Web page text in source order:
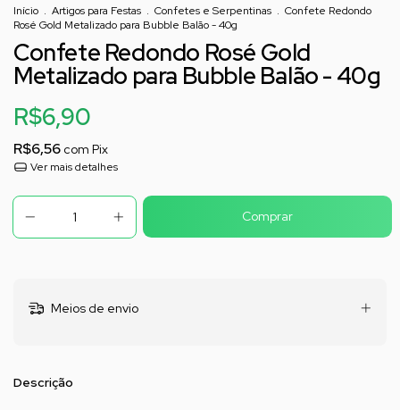
Início . Artigos para Festas . Confetes e Serpentinas . Confete Redondo
Rosé Gold Metalizado para Bubble Balão - 40g
Confete Redondo Rosé Gold
Metalizado para Bubble Balão - 40g
R$6,90
R$6,56 com Pix
Ver mais detalhes
Meios de envio
Descrição